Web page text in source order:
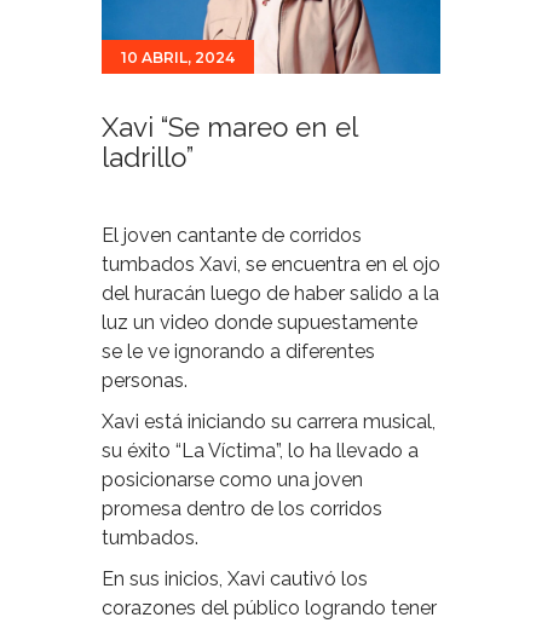
Para ti
10 ABRIL, 2024
Xavi “Se mareo en el
ladrillo”
El joven cantante de corridos
tumbados Xavi, se encuentra en el ojo
del huracán luego de haber salido a la
luz un video donde supuestamente
se le ve ignorando a diferentes
personas.
Xavi está iniciando su carrera musical,
su éxito “La Víctima”, lo ha llevado a
posicionarse como una joven
promesa dentro de los corridos
tumbados.
En sus inicios, Xavi cautivó los
corazones del público logrando tener